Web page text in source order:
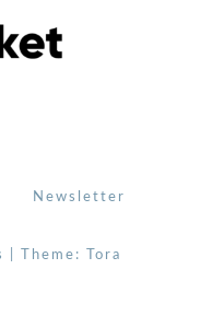
Newsletter
Theme: Tora